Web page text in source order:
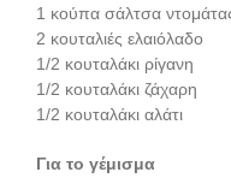
1 κούπα σάλτσα
2 κουταλιές ελαιόλαδο
1/2 κουταλάκι ρίγανη
1/2 κουταλάκι ζάχαρη
1/2 κουταλάκι αλάτι
Για το γέμισμα